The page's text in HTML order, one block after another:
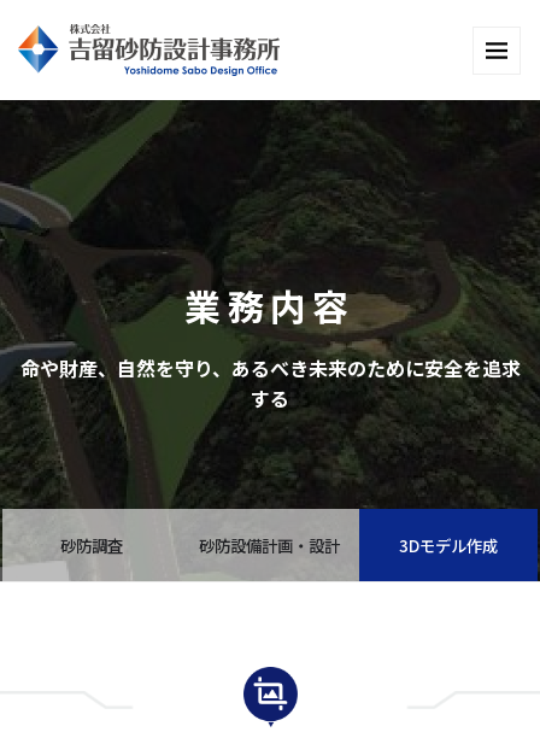
業務内容
命や財産、自然を守り、あるべき未来のために安全を追求
する
砂防調査 砂防設備計画・設計 3Dモデル作成